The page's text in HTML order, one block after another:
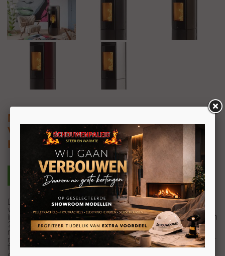
Nobis A13 Round
Vrijstaande pelletkachel 11,8kW
Kanalisatie optioneel
De Nobis A13 Round is gemaakt voor wie grote ruimtes
wil verwarmen zonder concessies te doen aan uw
interieur. Deze pelletkachel heeft een pelletcapaciteit van
20 kg en een verwarmingscapaciteit tot 290 vierkante
meter. Uitgerust met een self-cleaning brazier voor
minimale schoonmaak en een brushless gearmotor voor
fluisterstille, efficiënte werking, biedt deze kachel puur